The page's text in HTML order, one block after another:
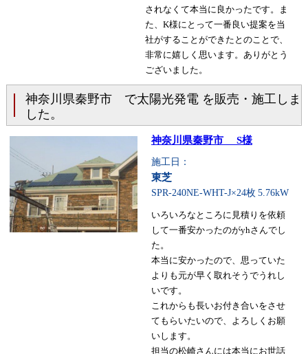
されなくて本当に良かったです。ま
た、K様にとって一番良い提案を当
社がすることができたとのことで、
非常に嬉しく思います。ありがとう
ございました。
神奈川県秦野市 で太陽光発電 を販売・施工しま
した。
神奈川県秦野市 S様
施工日：
東芝
SPR-240NE-WHT-J×24枚 5.76kW
いろいろなところに見積りを依頼
して一番安かったのがyhさんでし
た。
本当に安かったので、思っていた
よりも元が早く取れそうでうれし
いです。
これからも長いお付き合いをさせ
てもらいたいので、よろしくお願
いします。
担当の松崎さんには本当にお世話